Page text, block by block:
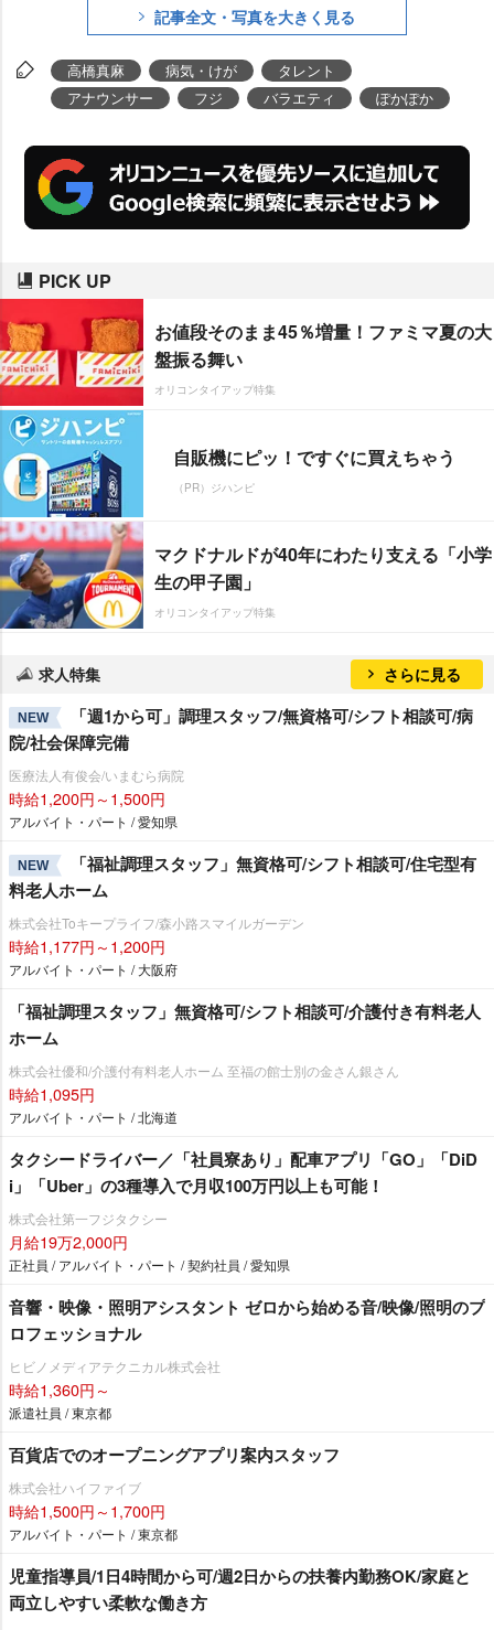
記事全文・写真を大きく見る
高橋真麻 病気・けが
タレント
アナウンサー
フジ バラエティ ぽかぽか
PICK UP
お値段そのまま45％増量！ファミマ夏の大
盤振る舞い
オリコンタイアップ特集
自販機にピッ！ですぐに買えちゃう
（PR）ジハンピ
マクドナルドが40年にわたり支える「小学
生の甲子園」
オリコンタイアップ特集
求人特集 さらに見る
NEW
「週1から可」調理スタッフ/無資格可/シフト相談可/病
院/社会保障完備
医療法人有俊会/いまむら病院
時給1,200円～1,500円
アルバイト・パート / 愛知県
NEW
「福祉調理スタッフ」無資格可/シフト相談可/住宅型有
料老人ホーム
株式会社Toキープライフ/森小路スマイルガーデン
時給1,177円～1,200円
アルバイト・パート / 大阪府
「福祉調理スタッフ」無資格可/シフト相談可/介護付き有料老人
ホーム
株式会社優和/介護付有料老人ホーム 至福の館士別の金さん銀さん
時給1,095円
アルバイト・パート / 北海道
タクシードライバー／「社員寮あり」配車アプリ「GO」「DiD
i」「Uber」の3種導入で月収100万円以上も可能！
株式会社第一フジタクシー
月給19万2,000円
正社員 / アルバイト・パート / 契約社員 / 愛知県
音響・映像・照明アシスタント ゼロから始める音/映像/照明のプ
ロフェッショナル
ヒビノメディアテクニカル株式会社
時給1,360円～
派遣社員 / 東京都
百貨店でのオープニングアプリ案内スタッフ
株式会社ハイファイブ
時給1,500円～1,700円
アルバイト・パート / 東京都
児童指導員/1日4時間から可/週2日からの扶養内勤務OK/家庭と
両立しやすい柔軟な働き方